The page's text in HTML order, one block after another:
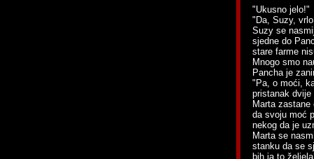
"Ukusno jelo!"
"Da, Suzy,
Suzy se
sjedne do
stare farme
Mnogo smo
Pancha je
"Pa, o moći,
pristanak
Marta
da svoju moć
nekog da je
Marta se
stanku da se
bih ja to